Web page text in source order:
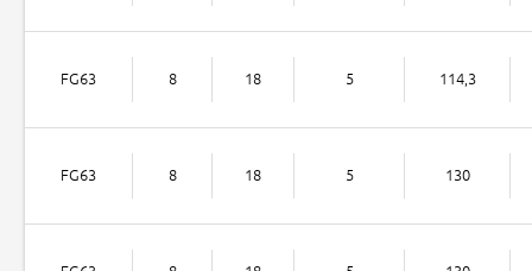
FG63 8 18 5 114,3
FG63 8 18 5 130